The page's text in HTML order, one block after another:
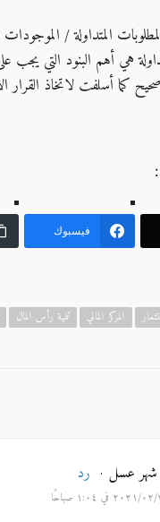
المتداولة / الموجودات
هي أهم البنود التي يجب
كما أسلفت لاتخاذ القرار
فيسبوك
المركز المالي تنمية رأس المال
عسل · رد